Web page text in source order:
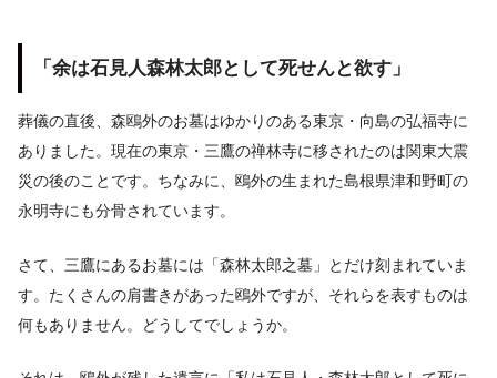
「余は石見人森林太郎として死せんと欲す」
葬儀の直後、森鴎外のお墓はゆかりのある東京・向島の弘福寺に
ありました。現在の東京・三鷹の禅林寺に移されたのは関東大震
災の後のことです。ちなみに、鴎外の生まれた島根県津和野町の
永明寺にも分骨されています。
さて、三鷹にあるお墓には「森林太郎之墓」とだけ刻まれていま
す。たくさんの肩書きがあった鴎外ですが、それらを表すものは
何もありません。どうしてでしょうか。